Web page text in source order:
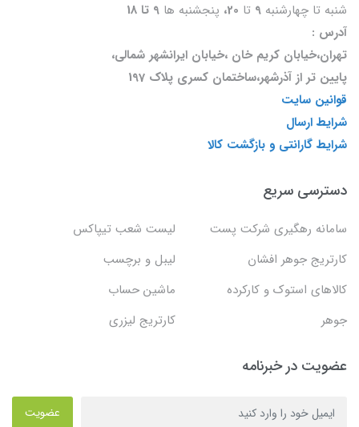
شنبه تا چهارشنبه 9 تا 20، پنجشنبه ها
آدرس :
تهران،خیابان کریم خان ،خیابان ایرانشهر شمالی،
پایین تر از آذرشهر،ساختمان کسری پلاک 197
قوانین سایت
شرایط ارسال
شرایط گارانتی و بازگشت کالا
دسترسی سریع
سامانه رهگیری شرکت پست
لیست شعب تیپاکس
کارتریج جوهر افشان
لیبل و برچسب
کالاهای استوک و کارکرده
ماشین حساب
جوهر
کارتریج لیزری
عضویت در خبرنامه
عضویت